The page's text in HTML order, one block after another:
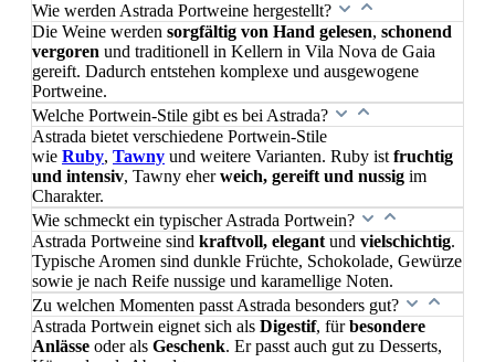
Wie werden Astrada Portweine hergestellt?
Die Weine werden sorgfältig von Hand gelesen, schonend
vergoren und traditionell in Kellern in Vila Nova de Gaia
gereift. Dadurch entstehen komplexe und ausgewogene
Portweine.
Welche Portwein-Stile gibt es bei Astrada?
Astrada bietet verschiedene Portwein-Stile
wie Ruby, Tawny und weitere Varianten. Ruby ist fruchtig
und intensiv, Tawny eherweich, gereift und nussig im
Charakter.
Wie schmeckt ein typischer Astrada Portwein?
Astrada Portweine sind kraftvoll, elegant und vielschichtig.
Typische Aromen sind dunkle Früchte, Schokolade, Gewürze
sowie je nach Reife nussige und karamellige Noten.
Zu welchen Momenten passt Astrada besonders gut?
Astrada Portwein eignet sich als Digestif, fürbesondere
Anlässe oder als Geschenk. Er passt auch gut zu Desserts,